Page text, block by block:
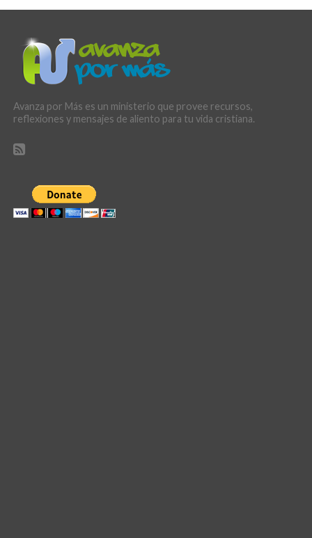
Avanza por Más es un ministerio que provee recursos,
reflexiones y mensajes de aliento para tu vida cristiana.